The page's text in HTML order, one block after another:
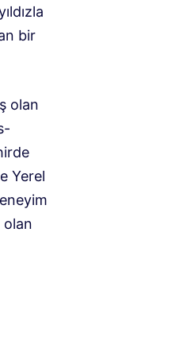
bir
olan
Yerel
olan